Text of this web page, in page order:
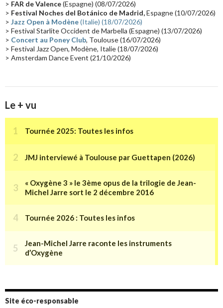
(14) Astronomie (14)
Tournée 2025(14) 2024(14) Chine(13)
> FAR de Valence(Espagne) (08/07/2026)
> Festival Noches del Botánico de Madrid,Espagne (10/07/2026)
> Jazz Open à Modène(Italie) (18/07/2026)
> Festival Starlite Occident de Marbella (Espagne) (13/07/2026)
> Concert au Poney Club, Toulouse (16/07/2026)
> Festival Jazz Open, Modène, Italie (18/07/2026)
> Amsterdam Dance Event (21/10/2026)
Le + vu
Site éco-responsable